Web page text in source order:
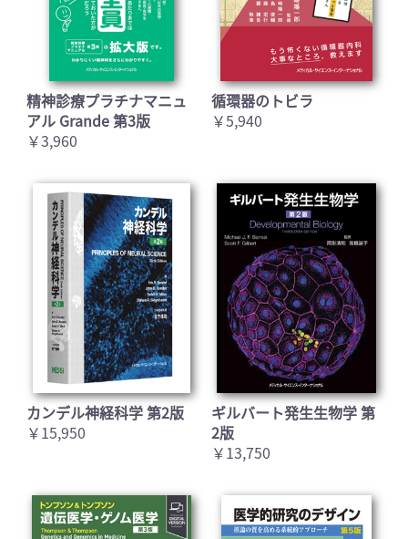
精神診療プラチナマニュ
アル Grande 第3版
￥3,960
循環器のトビラ
￥5,940
カンデル神経科学 第2版
￥15,950
ギルバート発生生物学 第
2版
￥13,750